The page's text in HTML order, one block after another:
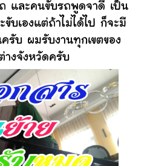
และคนขับรถพูดจาดี เป็น
บเองแต่ถ้าไม่ได้ไป ก็จะมี
รับ ผมรับงานทุกเขตของ
งจังหวัดครับ